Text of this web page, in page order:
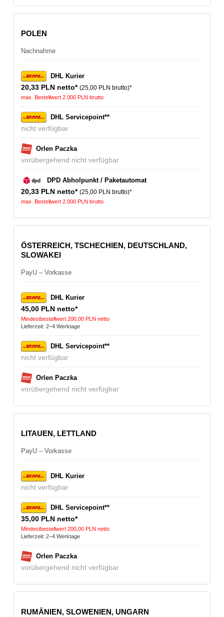
POLEN
Nachnahme
DHL Kurier
20,33 PLN netto* (25,00 PLN brutto)*
max. Bestellwert 2.000 PLN brutto
DHL Servicepoint**
nicht verfügbar
Orlen Paczka
vorübergehend nicht verfügbar
DPD Abholpunkt / Paketautomat
20,33 PLN netto* (25,00 PLN brutto)*
max. Bestellwert 2.000 PLN brutto
ÖSTERREICH, TSCHECHIEN, DEUTSCHLAND,
SLOWAKEI
PayU – Vorkasse
DHL Kurier
45,00 PLN netto*
Mindestbestellwert 200,00 PLN netto
Lieferzeit: 2–4 Werktage
DHL Servicepoint**
nicht verfügbar
Orlen Paczka
vorübergehend nicht verfügbar
LITAUEN, LETTLAND
PayU – Vorkasse
DHL Kurier
nicht verfügbar
DHL Servicepoint**
35,00 PLN netto*
Mindestbestellwert 200,00 PLN netto
Lieferzeit: 2–4 Werktage
Orlen Paczka
vorübergehend nicht verfügbar
RUMÄNIEN, SLOWENIEN, UNGARN